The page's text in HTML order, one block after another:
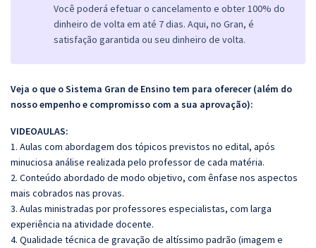
Você poderá efetuar o cancelamento e obter 100% do
dinheiro de volta em até 7 dias. Aqui, no Gran, é
satisfação garantida ou seu dinheiro de volta.
Veja o que o Sistema Gran de Ensino tem para oferecer (além do
nosso empenho e compromisso com a sua aprovação):
VIDEOAULAS:
1. Aulas com abordagem dos tópicos previstos no edital, após
minuciosa análise realizada pelo professor de cada matéria.
2. Conteúdo abordado de modo objetivo, com ênfase nos aspectos
mais cobrados nas provas.
3. Aulas ministradas por professores especialistas, com larga
experiência na atividade docente.
4. Qualidade técnica de gravação de altíssimo padrão (imagem e